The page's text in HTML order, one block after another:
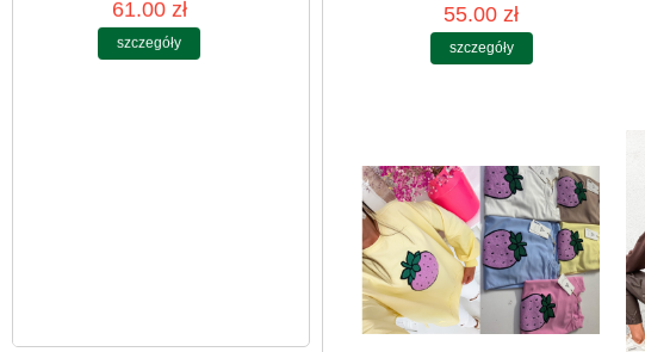
Spodnie damskie
jeansy Roz 25-30, 1
55.00 zł
szczegóły